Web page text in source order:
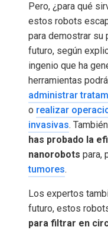
Pero, ¿para qué
estos robots
para demostrar su
futuro, según
ingenio que ha
herramientas
administrar
o realizar
invasivas.
has probado la
nanorobots para,
tumores.
Los expertos
futuro, estos
para filtrar en